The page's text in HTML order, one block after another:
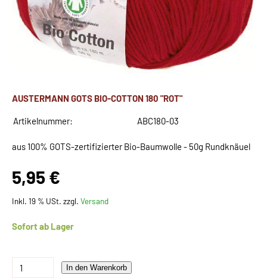
AUSTERMANN GOTS BIO-COTTON 180 "ROT"
Artikelnummer: ABC180-03
aus 100% GOTS-zertifizierter Bio-Baumwolle - 50g Rundknäuel
5,95 €
Inkl. 19 % USt. zzgl. Versand
Sofort ab Lager
In den Warenkorb